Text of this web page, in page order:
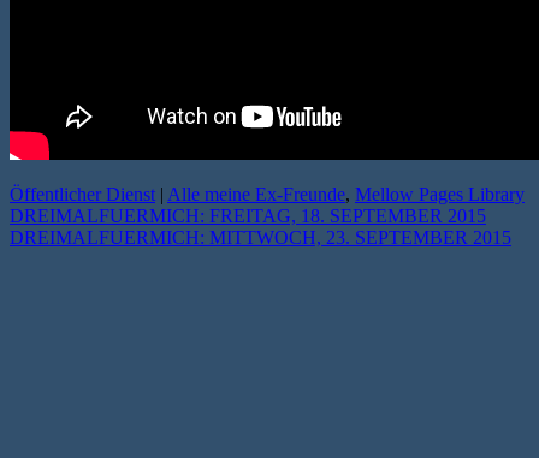
Öffentlicher Dienst | Alle meine Ex-Freunde, Mellow Pages Library
DREIMALFUERMICH: FREITAG, 18. SEPTEMBER 2015
DREIMALFUERMICH: MITTWOCH, 23. SEPTEMBER 2015